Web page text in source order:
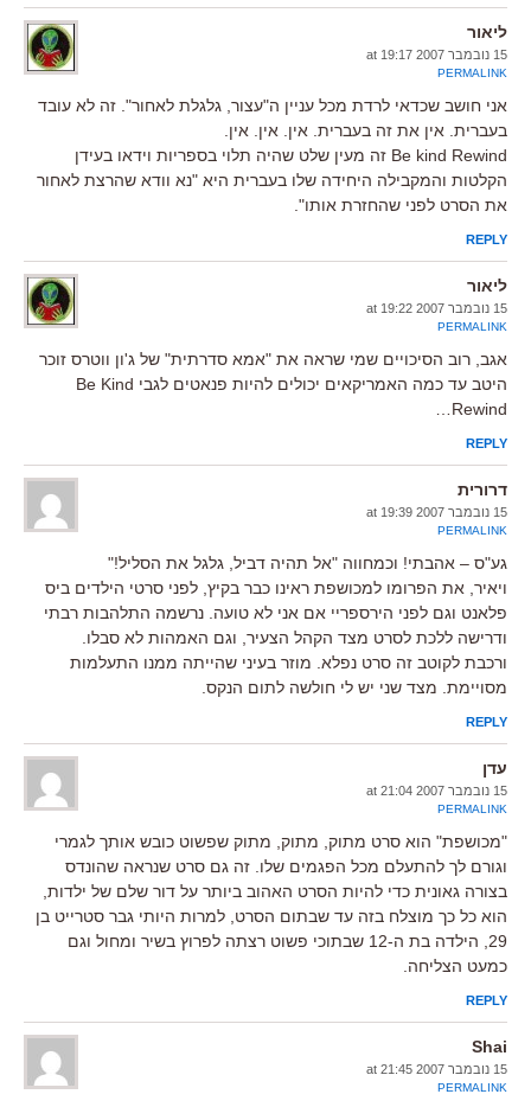
ליאור
15 נובמבר 2007 at 19:17
PERMALINK
אני חושב שכדאי לרדת מכל עניין ה"עצור, גלגלת לאחור". זה לא עובד
בעברית. אין את זה בעברית. אין. אין. אין.
Be kind Rewind זה מעין שלט שהיה תלוי בספריות וידאו בעידן
הקלטות והמקבילה היחידה שלו בעברית היא "נא וודא שהרצת לאחור
את הסרט לפני שהחזרת אותו".
REPLY
ליאור
15 נובמבר 2007 at 19:22
PERMALINK
אגב, רוב הסיכויים שמי שראה את "אמא סדרתית" של ג'ון ווטרס זוכר
היטב עד כמה האמריקאים יכולים להיות פנאטים לגבי Be Kind
Rewind…
REPLY
דרורית
15 נובמבר 2007 at 19:39
PERMALINK
גע"ס – אהבתי! וכמחווה "אל תהיה דביל, גלגל את הסליל!"
ויאיר, את הפרומו למכושפת ראינו כבר בקיץ, לפני סרטי הילדים ביס
פלאנט וגם לפני הירספריי אם אני לא טועה. נרשמה התלהבות רבתי
ודרישה ללכת לסרט מצד הקהל הצעיר, וגם האמהות לא סבלו.
ורכבת לקוטב זה סרט נפלא. מוזר בעיני שהייתה ממנו התעלמות
מסויימת. מצד שני יש לי חולשה לתום הנקס.
REPLY
עדן
15 נובמבר 2007 at 21:04
PERMALINK
"מכושפת" הוא סרט מתוק, מתוק, מתוק שפשוט כובש אותך לגמרי
וגורם לך להתעלם מכל הפגמים שלו. זה גם סרט שנראה שהונדס
בצורה גאונית כדי להיות הסרט האהוב ביותר על דור שלם של ילדות,
הוא כל כך מוצלח בזה עד שבתום הסרט, למרות היותי גבר סטרייט בן
29, הילדה בת ה-12 שבתוכי פשוט רצתה לפרוץ בשיר ומחול וגם
כמעט הצליחה.
REPLY
Shai
15 נובמבר 2007 at 21:45
PERMALINK